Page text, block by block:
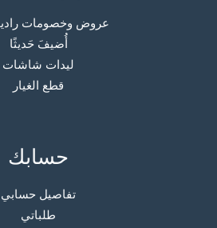
عروض وخصومات
أُضيفَ حَديثًا
ليدات شاشات
قطع الغيار
حسابك
تفاصيل حسابي
طلباتي